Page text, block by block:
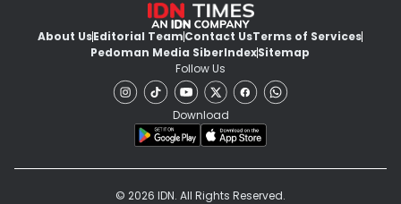
About UsEditorial TeamContact UsTerms of Services
Pedoman Media SiberIndexSitemap
Follow Us
Download
© 2026 IDN. All Rights Reserved.